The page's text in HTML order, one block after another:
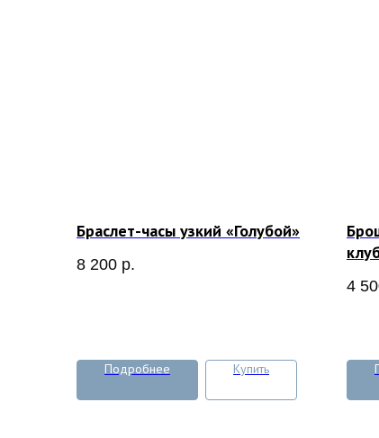
Браслет-часы узкий «Голубой»
8 200 р.
Подробнее Купить
4